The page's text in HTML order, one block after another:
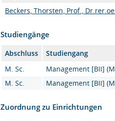
Beckers, Thorsten, Prof.,
Studiengänge
Abschluss
Studiengang
M. Sc.
Management [BII]
M. Sc.
Management [BII]
Zuordnung zu Einrichtungen